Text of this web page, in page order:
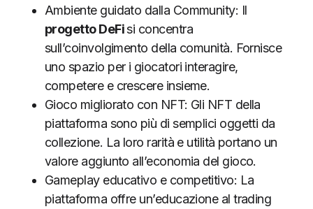
Ambiente guidato dalla Community: Il
progetto DeFisi concentra
sull’coinvolgimento della comunità. Fornisce
uno spazio per i giocatori interagire,
competere e crescere insieme.
Gioco migliorato con NFT: Gli NFT della
piattaforma sono più di semplici oggetti da
collezione. La loro rarità e utilità portano un
valore aggiunto all’economia del gioco.
Gameplay educativo e competitivo: La
piattaforma offre un’educazione al trading